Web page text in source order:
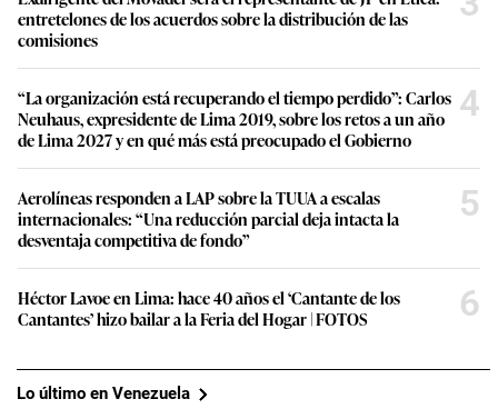
entretelones de los acuerdos sobre la distribución de las
comisiones
“La organización está recuperando el tiempo perdido”: Carlos
Neuhaus, expresidente de Lima 2019, sobre los retos a un año
de Lima 2027 y en qué más está preocupado el Gobierno
4
Aerolíneas responden a LAP sobre la TUUA a escalas
internacionales: “Una reducción parcial deja intacta la
desventaja competitiva de fondo”
5
Héctor Lavoe en Lima: hace 40 años el ‘Cantante de los
Cantantes’ hizo bailar a la Feria del Hogar | FOTOS
6
Lo último en Venezuela